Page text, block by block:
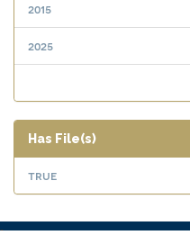
2015
2025
Has File(s)
true